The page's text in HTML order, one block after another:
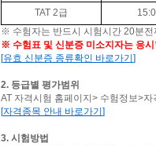
TAT 2급
※ 수험자는 반드시 시험시간 20분
※ 수험표 및 신분증 미소지자는 응
[유효 신분증 종류확인 바로가기 ]
2. 등급별 평가범위
AT 자격시험 홈페이지 > 수험정보>자
[자격종목 안내 바로가기 ]
3. 시험방법